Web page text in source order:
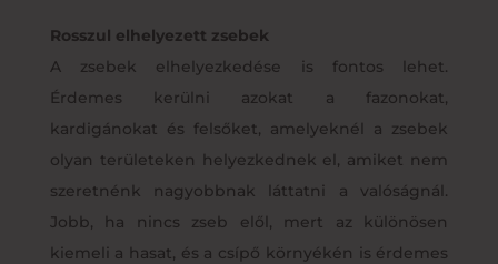
Rosszul elhelyezett zsebek
A zsebek elhelyezkedése is fontos lehet.
Érdemes kerülni azokat a fazonokat,
kardigánokat és felsőket, amelyeknél a zsebek
olyan területeken helyezkednek el, amiket nem
szeretnénk nagyobbnak láttatni a valóságnál.
Jobb, ha nincs zseb elől, mert az különösen
kiemeli a hasat, és a csípő környékén is érdemes